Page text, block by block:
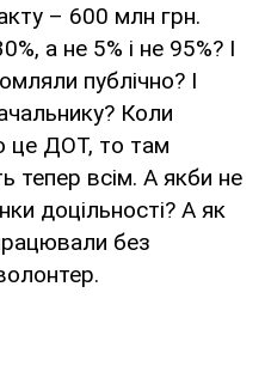
– 600 млн грн.
а не 5% і не 95%? І
публічно? І
Коли
це ДОТ, то там
тепер всім. А якби не
доцільності? А як
без